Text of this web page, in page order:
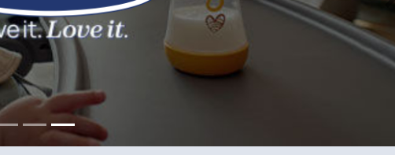
التالي